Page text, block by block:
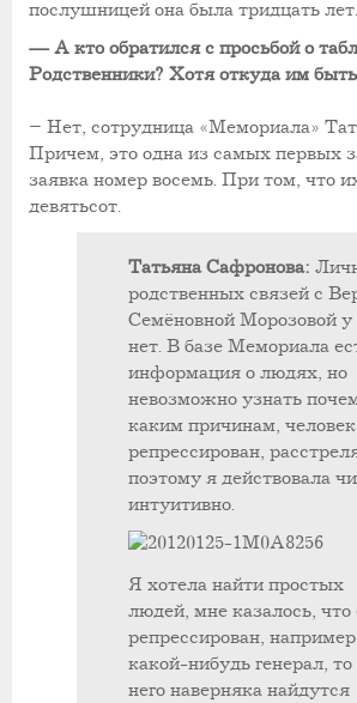
послушницей она была тридцать лет.
— А кто обратился с просьбой о
Родственники? Хотя откуда им
– Нет, сотрудница «Мемориала»
Причем, это одна из самых первых
заявка номер восемь. При том, что
девятьсот.
Татьяна Сафронова:
родственных связей с
Семёновной Морозовой
нет. В базе Мемориала
информация о людях, но
невозможно узнать
каким причинам,
репрессирован,
поэтому я действовала
интуитивно.
Я хотела найти простых
людей, мне казалось, что
репрессирован,
какой-нибудь генерал, то
него наверняка найдутся